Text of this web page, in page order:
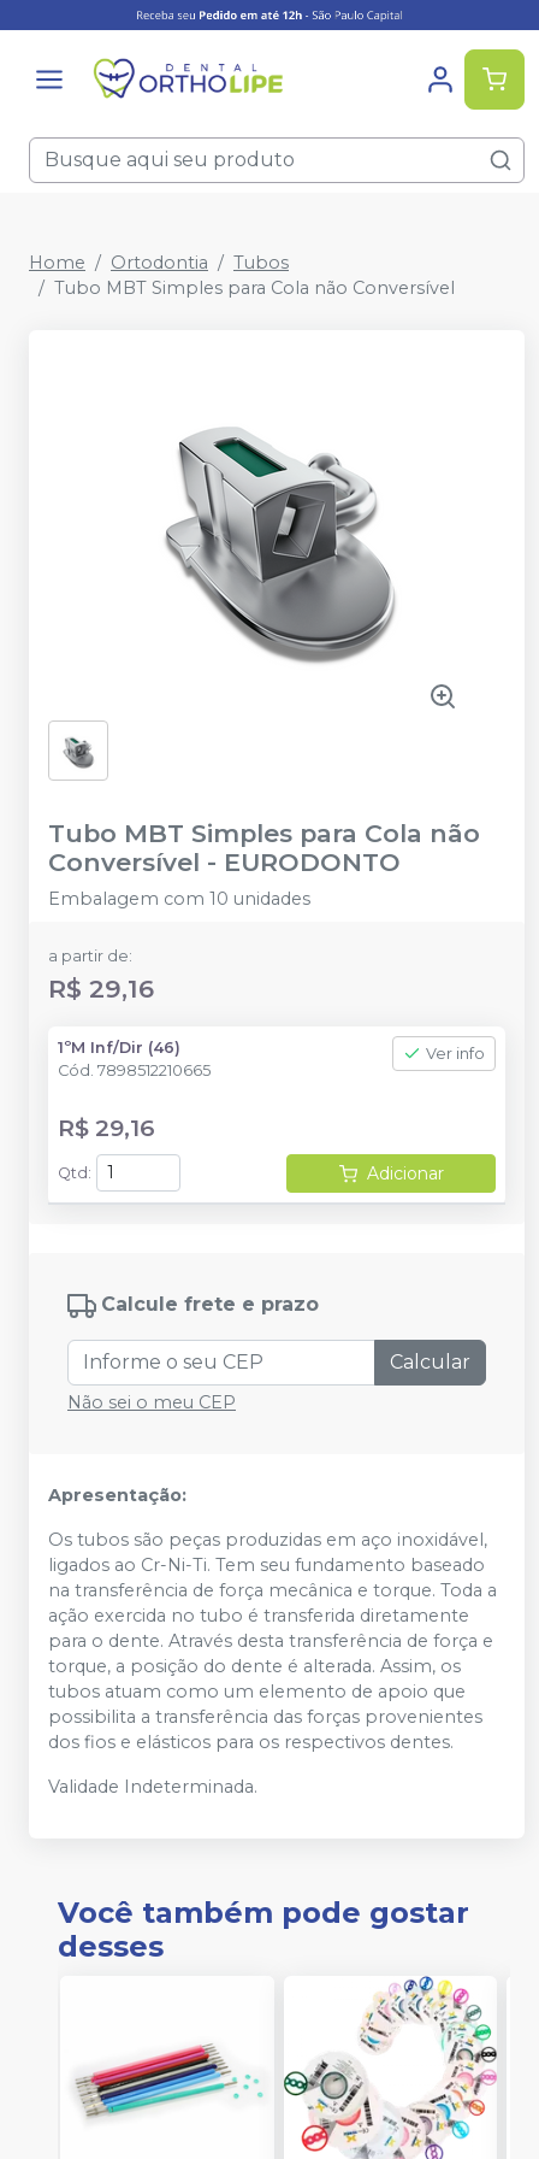
Home Ortodontia
Tubos
Tubo MBT Simples para Cola não Conversível
Tubo MBT Simples para Cola não
Conversível - EURODONTO
Embalagem com 10 unidades
a partir de:
R$ 29,16
1ºM Inf/Dir (46)
Cód. 7898512210665
Ver info
R$ 29,16
Qtd : Adicionar
Calcule frete e prazo
Calcular
Não sei o meu CEP
Apresentação:
Os tubos são peças produzidas em aço inoxidável,
ligados ao Cr-Ni-Ti. Tem seu fundamento baseado
na transferência de força mecânica e torque. Toda a
ação exercida no tubo é transferida diretamente
para o dente. Através desta transferência de força e
torque, a posição do dente é alterada. Assim, os
tubos atuam como um elemento de apoio que
possibilita a transferência das forças provenientes
dos fios e elásticos para os respectivos dentes.
Validade Indeterminada.
Você também pode gostar
desses